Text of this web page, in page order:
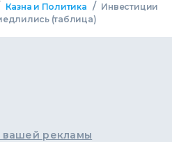
Казна и Политика / Инвестиции
(таблица)
вашей рекламы